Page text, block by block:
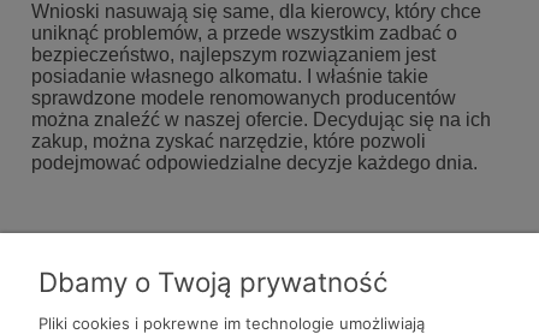
Wnioski nasuwają się same, dla kierowcy, który chce
uniknąć problemów, a przede wszystkim zadbać o
bezpieczeństwo, najlepszym rozwiązaniem jest
posiadanie własnego alkomatu. I właśnie takie
sprawdzone modele renomowanych producentów
można znaleźć w naszej ofercie. Decydując się na ich
zakup, można zyskać narzędzie, które pozwoli
podejmować odpowiedzialne decyzje każdego dnia.
Dbamy o Twoją prywatność
Pliki cookies i pokrewne im technologie umożliwiają